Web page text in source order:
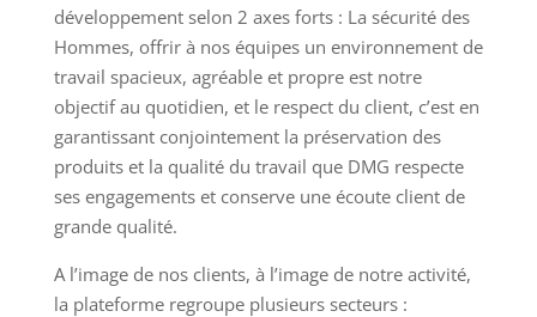
développement selon 2 axes forts : La sécurité des
Hommes, offrir à nos équipes un environnement de
travail spacieux, agréable et propre est notre
objectif au quotidien, et le respect du client, c’est en
garantissant conjointement la préservation des
produits et la qualité du travail que DMG respecte
ses engagements et conserve une écoute client de
grande qualité.
A l’image de nos clients, à l’image de notre activité,
la plateforme regroupe plusieurs secteurs :